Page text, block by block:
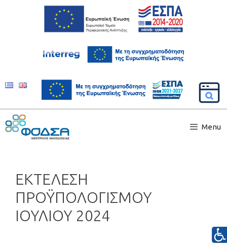
Menu
ΕΚΤΕΛΕΣΗ
ΠΡΟΫΠΟΛΟΓΙΣΜΟΥ
ΙΟΥΛΙΟΥ 2024